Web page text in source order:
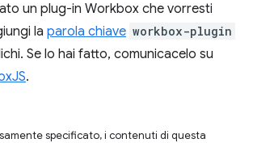
un plug-in Workbox che vorresti
la parola chiave workbox-plugin
Se lo hai fatto, comunicacelo su
.
specificato, i contenuti di questa